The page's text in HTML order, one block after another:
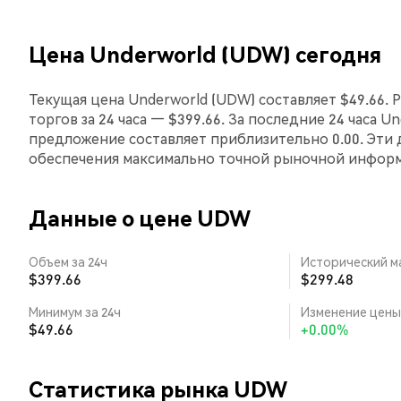
Цена Underworld (UDW) сегодня
Текущая цена Underworld (UDW) составляет
торгов за 24 часа — $399.66. За последние 24 часа
предложение составляет приблизительно 0.00.
обеспечения максимально точной рыночной
Данные о цене UDW
Объем за 24ч
$399.66
Исторический
$299.48
Минимум за 24ч
$49.66
Изменение цены
+0.00%
Статистика рынка UDW